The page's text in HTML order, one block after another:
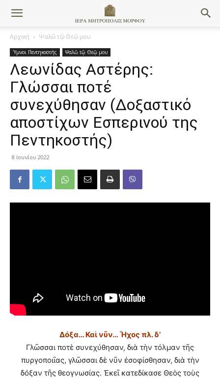
Αρχική Ψαλῶ τῷ Θεῷ μου
Ύμνοι Πεντηκοστής Ψαλῶ τῷ Θεῷ μου
Λεωνίδας Αστέρης:
Γλώσσαι ποτέ
συνεχύθησαν (Δοξαστικό
αποστίχων Εσπερινού της
Πεντηκοστής)
8 Ιουνίου 2022
Δόξα… Καὶ νῦν… Ἦχος πλ. δ’
Γλῶσσαι ποτὲ συνεχύθησαν, διὰ τὴν τόλμαν τῆς
πυργοποιΐας, γλῶσσαι δὲ νῦν ἐσοφίσθησαν, διὰ τὴν
δόξαν τῆς θεογνωσίας. Ἐκεῖ κατεδίκασε Θεὸς τοὺς